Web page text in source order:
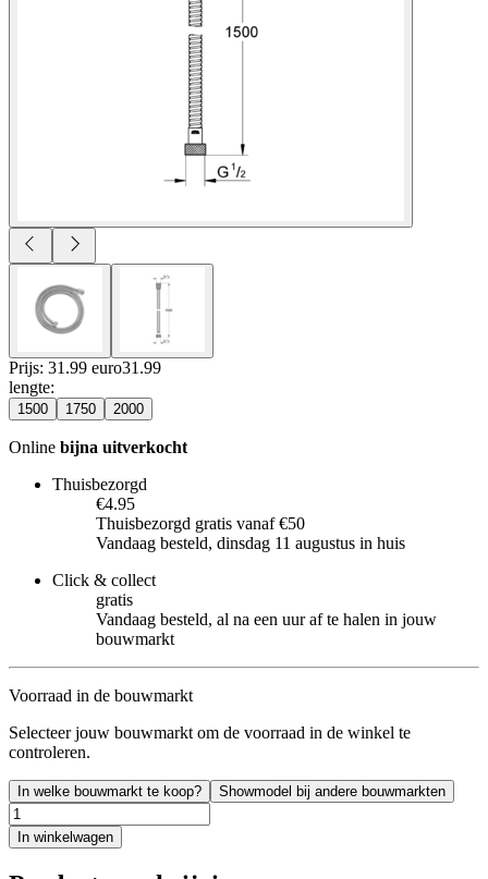
Prijs: 31.99 euro31 .99
lengte:
1500 1750 2000
Online bijna uitverkocht
Thuisbezorgd
€4.95
Thuisbezorgd gratis vanaf €50
Vandaag besteld, dinsdag 11 augustus in huis
Click & collect
gratis
Vandaag besteld, al na een uur af te halen in jouw
bouwmarkt
Voorraad in de bouwmarkt
Selecteer jouw bouwmarkt om de voorraad in de winkel te
controleren.
In welke bouwmarkt te koop? Showmodel bij andere bouwmarkten
In winkelwagen